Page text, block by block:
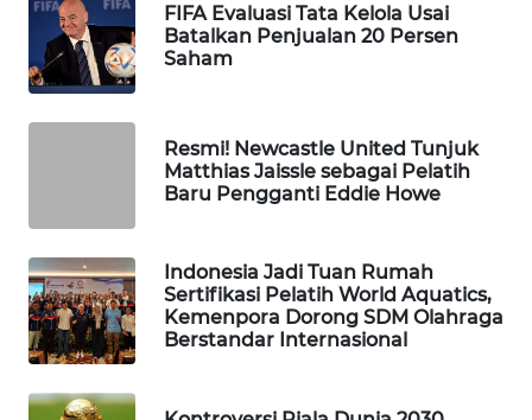
FIFA Evaluasi Tata Kelola Usai
Batalkan Penjualan 20 Persen
Saham
Resmi! Newcastle United Tunjuk
Matthias Jaissle sebagai Pelatih
Baru Pengganti Eddie Howe
Indonesia Jadi Tuan Rumah
Sertifikasi Pelatih World Aquatics,
Kemenpora Dorong SDM Olahraga
Berstandar Internasional
LAPAK
WAHANA
MASYARAKAT
KELISTRIKAN
ID